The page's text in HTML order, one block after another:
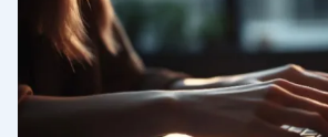
agréés et des consultants en
peuvent fournir des
objectifs.